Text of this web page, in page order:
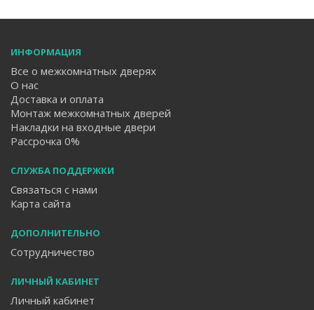
ИНФОРМАЦИЯ
Все о межкомнатных дверях
О нас
Доставка и оплата
Монтаж межкомнатных дверей
Накладки на входные двери
Рассрочка 0%
СЛУЖБА ПОДДЕРЖКИ
Связаться с нами
Карта сайта
ДОПОЛНИТЕЛЬНО
Сотрудничество
ЛИЧНЫЙ КАБИНЕТ
Личный кабинет